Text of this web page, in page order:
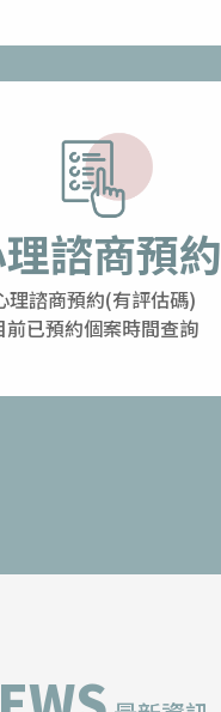
諮商預約
理諮商預約(有評估碼)
前已預約個案時間查詢